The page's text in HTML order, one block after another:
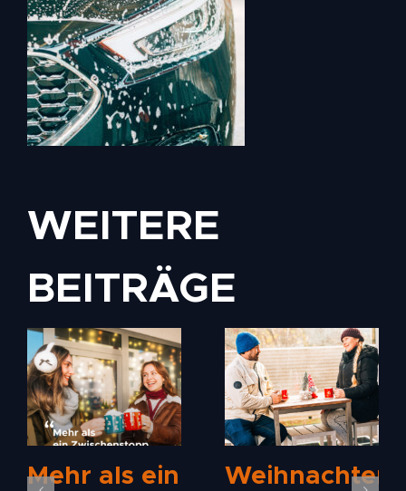
WEITERE
BEITRÄGE
Mehr als ein
Weihnachten,